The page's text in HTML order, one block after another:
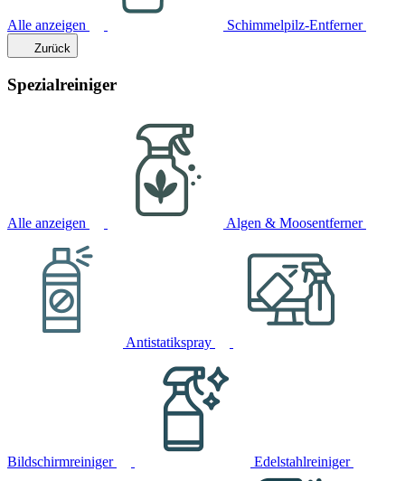
Alle anzeigen Schimmelpilz-Entferner
Zurück
Spezialreiniger
Alle anzeigen Algen & Moosentferner
Antistatikspray
Bildschirmreiniger Edelstahlreiniger